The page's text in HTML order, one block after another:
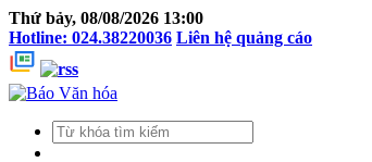
Thứ bảy, 08/08/2026 13:00
Hotline: 024.38220036 Liên hệ quảng cáo